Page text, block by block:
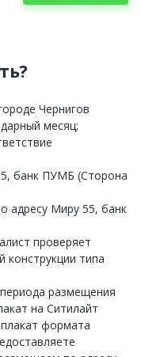
Чернигов
месяц;
банк ПУМБ (Сторона
адресу Миру 55, банк
проверяет
конструкции типа
размещения
на Ситилайт
формата